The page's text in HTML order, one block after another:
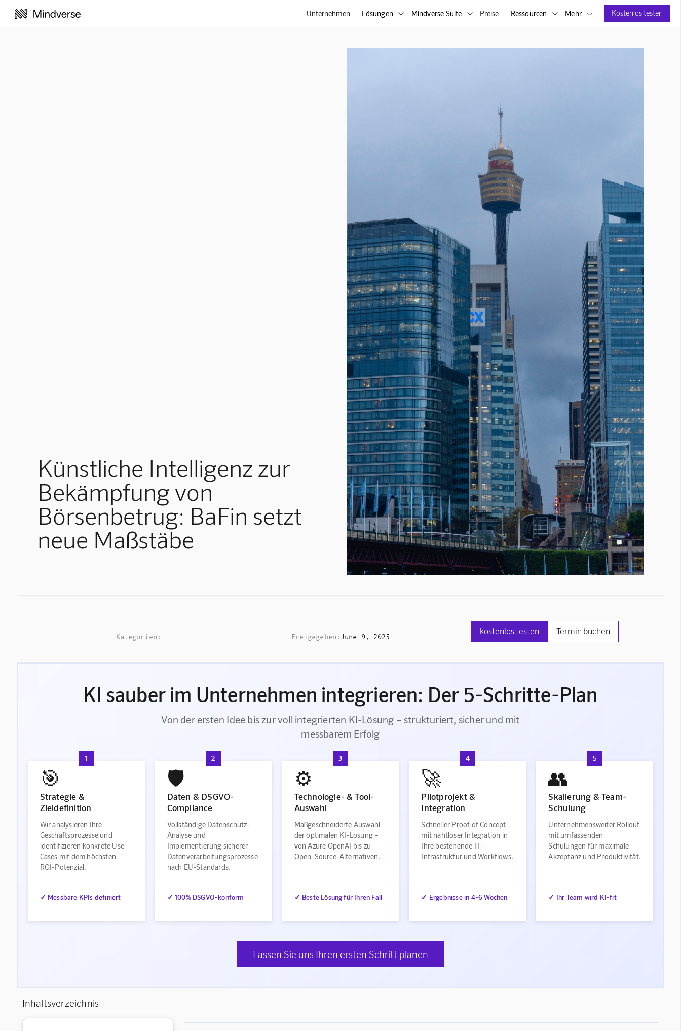
Unternehmen Lösungen  Mindverse Suite  Preise Ressourcen  Mehr  Kostenlos testen
Künstliche Intelligenz zur
Bekämpfung von
Börsenbetrug: BaFin setzt
neue Maßstäbe
Kategorien: Freigegeben: June 9, 2025
kostenlos testen Termin buchen
KI sauber im Unternehmen integrieren: Der 5-Schritte-Plan
Von der ersten Idee bis zur voll integrierten KI-Lösung – strukturiert, sicher und mit
messbarem Erfolg
1
🎯
Strategie &
Zieldefinition
Wir analysieren Ihre
Geschäftsprozesse und
identifizieren konkrete Use
Cases mit dem höchsten
ROI-Potenzial.
✓ Messbare KPIs definiert
2
🛡️
Daten & DSGVO-
Compliance
Vollständige Datenschutz-
Analyse und
Implementierung sicherer
Datenverarbeitungsprozesse
nach EU-Standards.
✓ 100% DSGVO-konform
3
⚙️
Technologie- & Tool-
Auswahl
Maßgeschneiderte Auswahl
der optimalen KI-Lösung –
von Azure OpenAI bis zu
Open-Source-Alternativen.
✓ Beste Lösung für Ihren Fall
4
🚀
Pilotprojekt &
Integration
Schneller Proof of Concept
mit nahtloser Integration in
Ihre bestehende IT-
Infrastruktur und Workflows.
✓ Ergebnisse in 4-6 Wochen
5
👥
Skalierung & Team-
Schulung
Unternehmensweiter Rollout
mit umfassenden
Schulungen für maximale
Akzeptanz und Produktivität.
✓ Ihr Team wird KI-fit
Lassen Sie uns Ihren ersten Schritt planen
Inhaltsverzeichnis